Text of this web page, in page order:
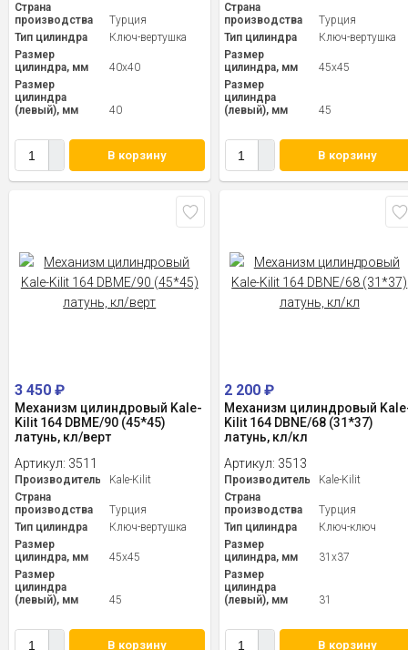
Страна
производства
Турция
Тип цилиндра
Ключ-вертушка
Размер
цилиндра, мм
40x40
Размер
цилиндра
(левый), мм
40
В корзину
Страна
производства
Турция
Тип цилиндра
Ключ-вертушка
Размер
цилиндра, мм
45x45
Размер
цилиндра
(левый), мм
45
В корзину
3 450 ₽
Механизм цилиндровый Kale-
Kilit 164 DBME/90 (45*45)
латунь, кл/верт
Артикул: 3511
Производитель
Kale-Kilit
Страна
производства
Турция
Тип цилиндра
Ключ-вертушка
Размер
цилиндра, мм
45x45
Размер
цилиндра
(левый), мм
45
В корзину
2 200₽
Механизм цилиндровый
Kilit 164 DBNE/68 (31*37)
латунь, кл/кл
Артикул: 3513
Производитель
Kale-Kilit
Страна
производства
Турция
Тип цилиндра
Ключ-ключ
Размер
цилиндра, мм
31x37
Размер
цилиндра
(левый), мм
31
В корзину